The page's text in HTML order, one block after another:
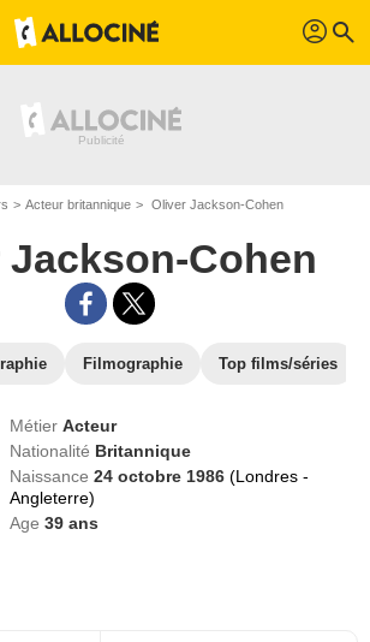
profil search
Acteur britannique Oliver Jackson-Cohen
Jackson-Cohen
Filmographie Top films/séries
MétierActeur
Nationalité Britannique
Naissance24 octobre 1986(Londres -
Angleterre)
Age39 ans